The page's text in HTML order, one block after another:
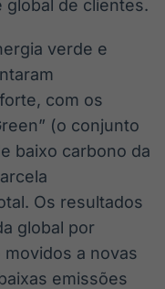
global de clientes.
verde e
com os
(o conjunto
baixo carbono da
Os resultados
global por
a novas
emissões